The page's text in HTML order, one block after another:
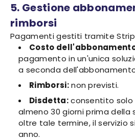
5. Gestione
rimborsi
Pagamenti gestiti tramite
Costo
pagamento in un'unica
a seconda
Rimborsi:non previsti.
Disdetta:consentito solo
almeno 30 giorni prima della
oltre tale termine, il servizio
anno.